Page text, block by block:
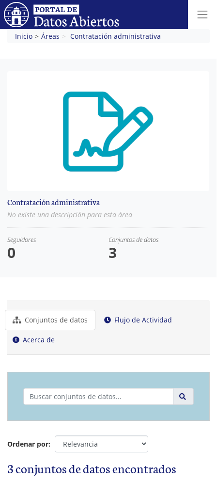
Inicio Áreas Contratación administrativa
Contratación administrativa
No existe una descripción para esta área
Seguidores
0
Conjuntos de datos
3
Conjuntos de datos Flujo de Actividad
Acerca de
Ordenar por
3 conjuntos de datos encontrados